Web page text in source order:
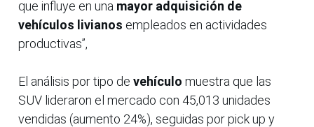
que influye en una mayor adquisición de
vehículos livianos empleados en actividades
productivas”,
El análisis por tipo de vehículo muestra que las
SUV lideraron el mercado con 45,013 unidades
vendidas (aumento 24%), seguidas por pick up y